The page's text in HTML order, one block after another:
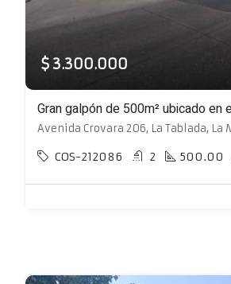
$ 3.300.000
Avenida Crovara 206, La Tablada, La
COS-212086 2 500.00